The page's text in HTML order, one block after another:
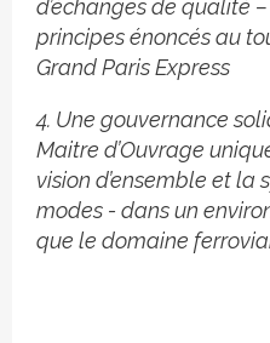
d’échanges de qualité
principes énoncés au
Grand Paris Express
4. Une gouvernance
Maitre d’Ouvrage
vision d’ensemble et la
modes - dans un
que le domaine